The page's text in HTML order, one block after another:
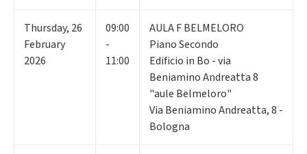
Thursday, 26
February
2026
09:00
-
11:00
AULA F BELMELORO
Piano Secondo
Edificio in Bo - via
Beniamino Andreatta 8
"aule Belmeloro"
Via Beniamino Andreatta, 8 -
Bologna